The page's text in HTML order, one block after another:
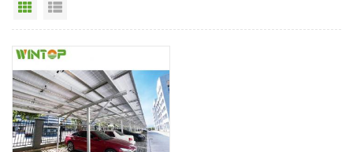
Widok siatki